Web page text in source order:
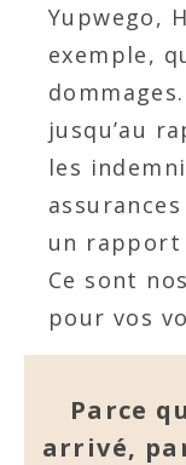
Yupwego,
exemple,
jusqu’au
les
un
Ce sont
pour vos
Parce
arrivé,